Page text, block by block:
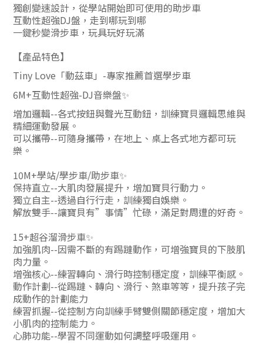
獨創變速設計，從學站開始即可使用的助步車
互動性超強DJ盤，走到哪玩到哪
一鍵秒變滑步車，玩具玩好玩滿
【產品特色】
Tiny Love 「動茲車」 -專家推薦首選學步車
6M+互動性超強-DJ音樂盤✨
增加邏輯--各式按鈕與聲光互動鈕，訓練寶貝邏輯思維與
精細運動發展。
可以攜帶--可隨身攜帶，在地上、桌上各式地方都可玩
樂。
10M+學站/學步車/助步車✨
保持直立--大肌肉發展提升，增加寶貝行動力。
獨立自主--透過自行行走，訓練獨自娛樂。
解放雙手--讓寶貝有” 事情” 忙碌，滿足對周遭的好奇。
15+超谷溜滑步車✨
加強肌肉--因需不斷的有踢躂動作，可增強寶貝的下肢肌
肉力量。
增強核心--練習轉向、滑行時控制穩定度，訓練平衡感。
動作計劃--從踢躂、轉向、滑行、煞車等等，提升孩子完
成動作的計劃能力
練習抓握--從控制方向訓練手臂雙側關節穩定度，增加大
小肌肉的控制能力。
心肺功能--學習不同運動如何調整呼吸運用。